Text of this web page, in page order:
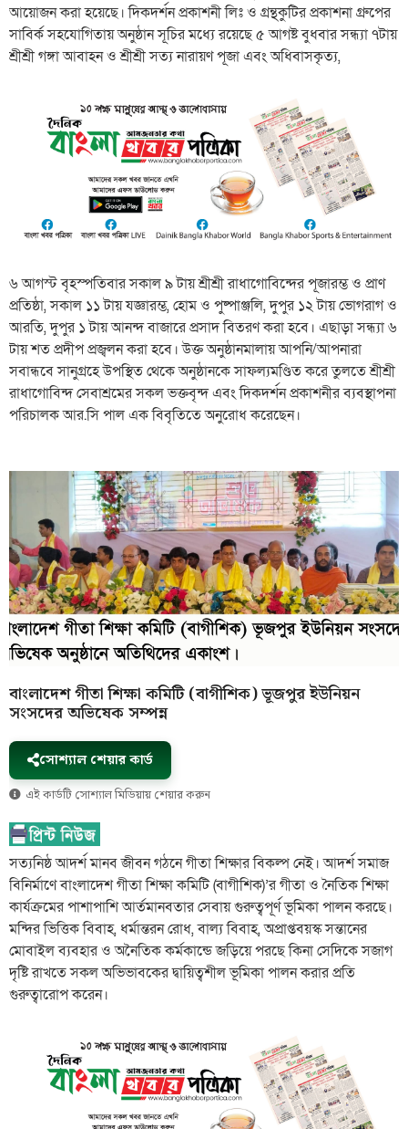
আয়োজন করা হয়েছে। দিকদর্শন প্রকাশনী লিঃ ও গ্রন্থকুটির প্রকাশনা গ্রুপের
সাবির্ক সহযোগিতায় অনুষ্ঠান সূচির মধ্যে রয়েছে ৫ আগষ্ট বুধবার সন্ধ্যা ৭টায়
শ্রীশ্রী গঙ্গা আবাহন ও শ্রীশ্রী সত্য নারায়ণ পূজা এবং অধিবাসকৃত্য,
৬ আগস্ট বৃহস্পতিবার সকাল ৯ টায় শ্রীশ্রী রাধাগোবিন্দের পূজারম্ভ ও প্রাণ
প্রতিষ্ঠা, সকাল ১১ টায় যজ্ঞারম্ভ, হোম ও পুষ্পাঞ্জলি, দুপুর ১২ টায় ভোগরাগ ও
আরতি, দুপুর ১ টায় আনন্দ বাজারে প্রসাদ বিতরণ করা হবে। এছাড়া সন্ধ্যা ৬
টায় শত প্রদীপ প্রজ্বলন করা হবে। উক্ত অনুষ্ঠানমালায় আপনি/আপনারা
সবান্ধবে সানুগ্রহে উপস্থিত থেকে অনুষ্ঠানকে সাফল্যমণ্ডিত করে তুলতে শ্রীশ্রী
রাধাগোবিন্দ সেবাশ্রমের সকল ভক্তবৃন্দ এবং দিকদর্শন প্রকাশনীর ব্যবস্থাপনা
পরিচালক আর.সি পাল এক বিবৃতিতে অনুরোধ করেছেন।
বাংলাদেশ গীতা শিক্ষা কমিটি (বাগীশিক) ভূজপুর ইউনিয়ন
সংসদের অভিষেক সম্পন্ন
সোশ্যাল শেয়ার কার্ড
এই কার্ডটি সোশ্যাল মিডিয়ায় শেয়ার করুন
সত্যনিষ্ঠ আদর্শ মানব জীবন গঠনে গীতা শিক্ষার বিকল্প নেই। আদর্শ সমাজ
বিনির্মাণে বাংলাদেশ গীতা শিক্ষা কমিটি (বাগীশিক)’র গীতা ও নৈতিক শিক্ষা
কার্যক্রমের পাশাপাশি আর্তমানবতার সেবায় গুরুত্বপূর্ণ ভূমিকা পালন করছে।
মন্দির ভিত্তিক বিবাহ, ধর্মান্তরন রোধ, বাল্য বিবাহ, অপ্রাপ্তবয়স্ক সন্তানের
মোবাইল ব্যবহার ও অনৈতিক কর্মকান্ডে জড়িয়ে পরছে কিনা সেদিকে সজাগ
দৃষ্টি রাখতে সকল অভিভাবকের দ্বায়িত্বশীল ভূমিকা পালন করার প্রতি
গুরুত্বারোপ করেন।